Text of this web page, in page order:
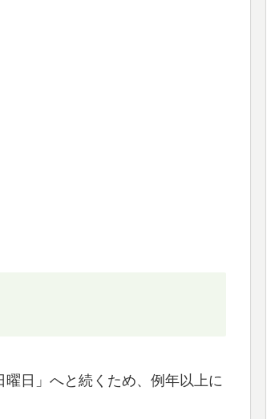
日」へと続くため、例年以上に